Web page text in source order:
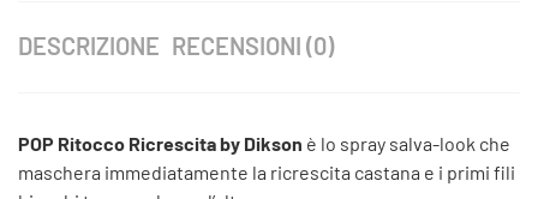
DESCRIZIONE RECENSIONI (0)
POP Ritocco Ricrescita by Dikson è lo spray salva-look che
maschera immediatamente la ricrescita castana e i primi fili